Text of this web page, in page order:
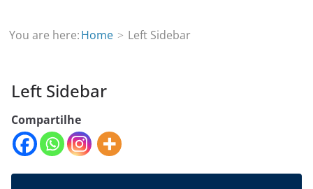
You are here:Home Left Sidebar
Left Sidebar
Compartilhe